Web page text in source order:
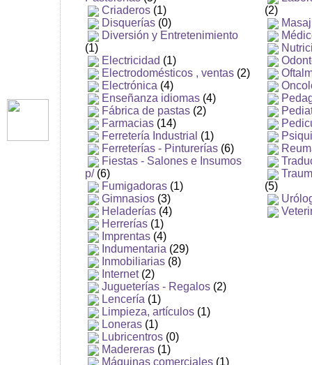
Criaderos (1)
Disquerías (0)
Diversión y Entretenimiento
(1)
Electricidad (1)
Electrodomésticos , ventas (2)
Electrónica (4)
Enseñanza idiomas (4)
Fábrica de pastas (2)
Farmacias (14)
Ferretería Industrial (1)
Ferreterías - Pinturerías (6)
Fiestas - Salones e Insumos
p/(6)
Fumigadoras (1)
Gimnasios (3)
Heladerías (4)
Herrerías (1)
Imprentas (4)
Indumentaria (29)
Inmobiliarias (8)
Internet(2)
Jugueterías - Regalos (2)
Lencería (1)
Limpieza, artículos (1)
Loneras (1)
Lubricentros (0)
Madereras (1)
Máquinas comerciales (1)
(2)
(5)